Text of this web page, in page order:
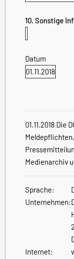
10. Sonstige
Datum
01.11.2018
01.11.2018
Medienarchiv
Sprache:
Unternehmen:
Internet: